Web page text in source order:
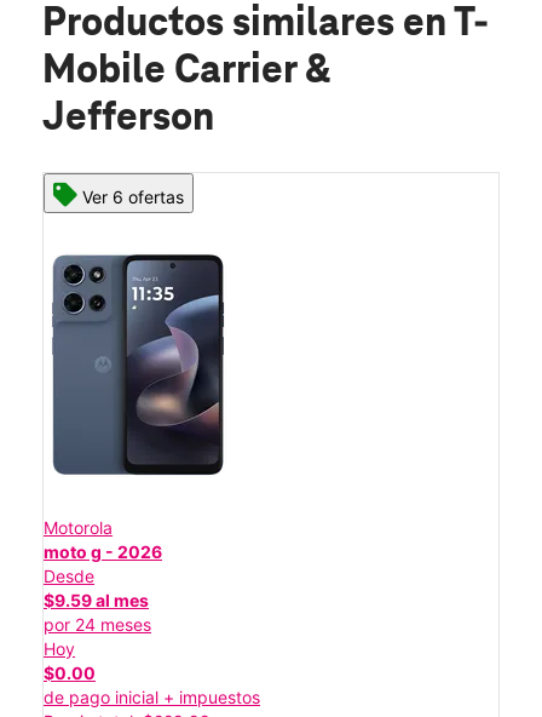
Productos similares en T-
Mobile Carrier &
Jefferson
Ver 6 ofertas
Motorola
moto g - 2026
Desde
$9.59 al mes
por 24 meses
Hoy
$0.00
de pago inicial + impuestos